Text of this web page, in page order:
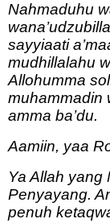
Nahmaduhu
sayyiaati
mudhillalahu
Allohumma
muhammadin
amma ba’du.
Aamiin, yaa
Ya Allah yang
Penyayang.
penuh